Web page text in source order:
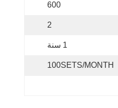
600
2
1 سنة
100SETS/MONTH